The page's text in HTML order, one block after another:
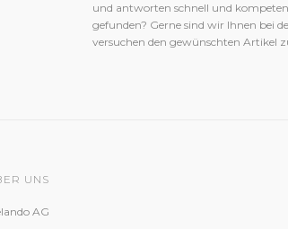
und antworten schnell und
gefunden? Gerne sind wir Ihnen bei
versuchen den gewünschten Artikel
UNS
AG